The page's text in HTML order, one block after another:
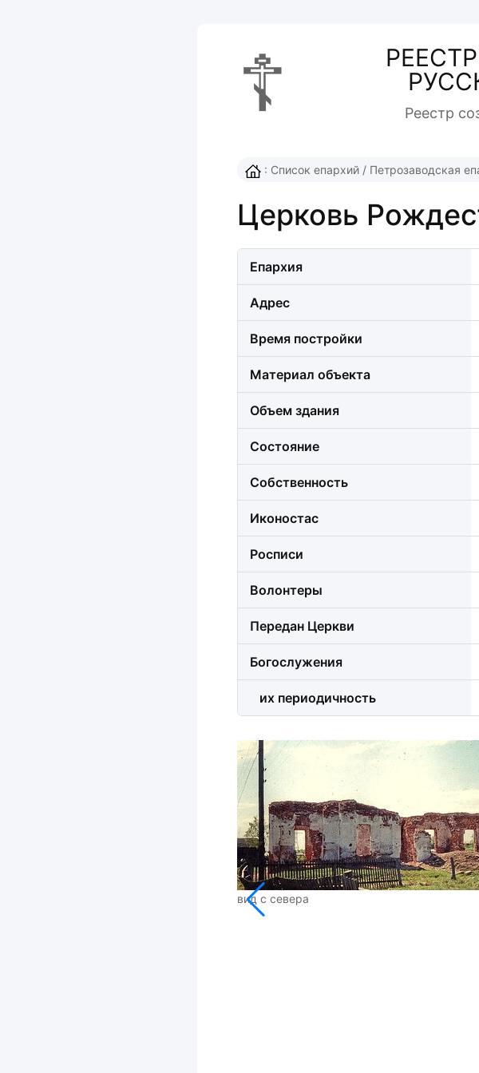
☦ Реестр
: Список епархий / Петрозаводская
Церковь
Епархия
Адрес
Время постройки
Материал объекта
Объем здания
Состояние
Собственность
Иконостас
Росписи
Волонтеры
Передан Церкви
Богослужения
их периодичность
вид с севера